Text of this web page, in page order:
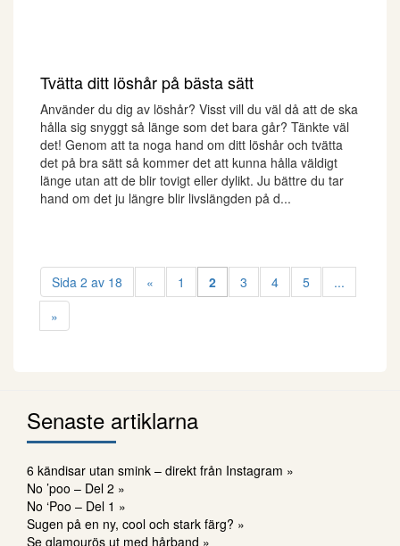
Tvätta ditt löshår på bästa sätt
Använder du dig av löshår? Visst vill du väl då att de ska
hålla sig snyggt så länge som det bara går? Tänkte väl
det! Genom att ta noga hand om ditt löshår och tvätta
det på bra sätt så kommer det att kunna hålla väldigt
länge utan att de blir tovigt eller dylikt. Ju bättre du tar
hand om det ju längre blir livslängden på d...
Sida 2 av 18 « 1 2 3 4 5
...
»
Senaste artiklarna
6 kändisar utan smink – direkt från Instagram »
No ’poo – Del 2 »
No ‘Poo – Del 1 »
Sugen på en ny, cool och stark färg? »
Se glamourös ut med hårband »